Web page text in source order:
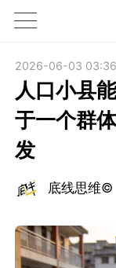
1X
2026-06-03 03:36
人口小县
于一个群
发
底线思维©